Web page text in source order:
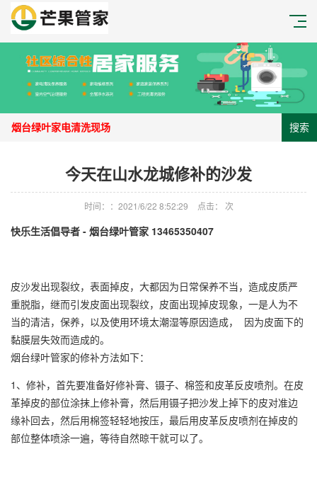
搜索
今天在山水龙城修补的沙发
时间：：2021/6/22 8:52:29 点击： 次
快乐生活倡导者 - 烟台绿叶管家 13465350407
皮沙发出现裂纹，表面掉皮，大都因为日常保养不当，造成皮质严
重脱脂，继而引发皮面出现裂纹，皮面出现掉皮现象，一是人为不
当的清洁，保养，以及使用环境太潮湿等原因造成， 因为皮面下的
黏膜层失效而造成的。
烟台绿叶管家的修补方法如下：
1、修补，首先要准备好修补膏、镊子、棉签和皮革反皮喷剂。在皮
革掉皮的部位涂抹上修补膏，然后用镊子把沙发上掉下的皮对准边
缘补回去，然后用棉签轻轻地按压，最后用皮革反皮喷剂在掉皮的
部位整体喷涂一遍，等待自然晾干就可以了。